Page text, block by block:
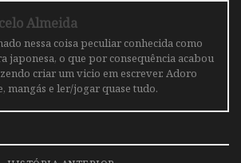
Almeida
nessa coisa peculiar conhecida como
japonesa, o que por consequência acabou
criar um vicio em escrever. Adoro
mangás e ler/jogar quase tudo.